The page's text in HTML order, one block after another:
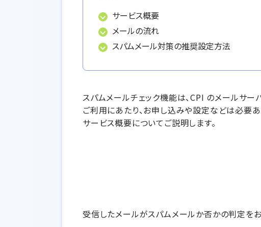
サービス概要
メールの流れ
スパムメール対策の推奨設定方法
スパムメールチェック機能は、CPI のメールサー
ご利用にあたり、お申し込みや設定などは必要あ
サービス概要についてご説明します。
受信したメールがスパムメールか否かの判定をお